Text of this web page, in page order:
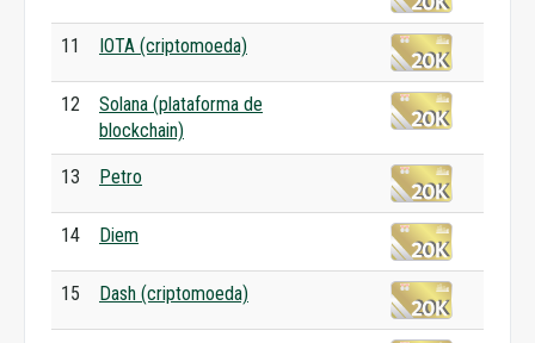
11 IOTA (criptomoeda)
12
Solana (plataforma de
blockchain)
13 Petro
14 Diem
15 Dash (criptomoeda)